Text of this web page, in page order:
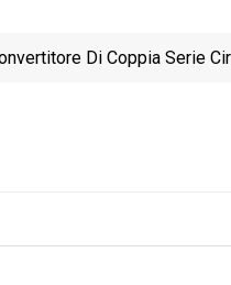
Di Coppia Serie